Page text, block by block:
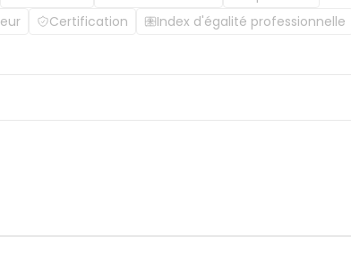
Certification Index d'égalité professionnelle